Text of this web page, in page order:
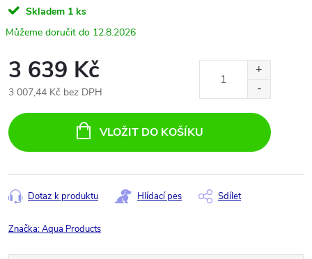
Skladem 1 ks
12.8.2026
3 639 Kč
3 007,44 Kč bez DPH
cena:
VLOŽIT DO KOŠÍKU
Dotaz k produktu Hlídací pes Sdílet
Značka:Aqua Products